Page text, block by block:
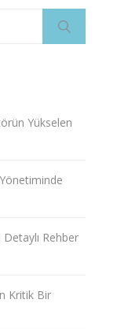
Yükselen
Rehber
Kritik Bir